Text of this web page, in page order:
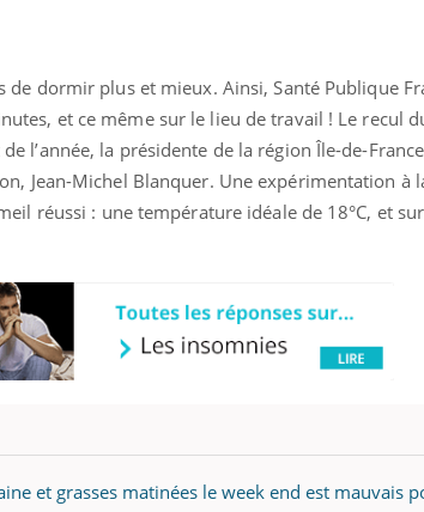
dormir plus et mieux. Ainsi, Santé Publique
et ce même sur le lieu de travail ! Le recul
l’année, la présidente de la région Île-de-
Jean-Michel Blanquer. Une expérimentation à
réussi : une température idéale de 18°C, et
et grasses matinées le week end est mauvais